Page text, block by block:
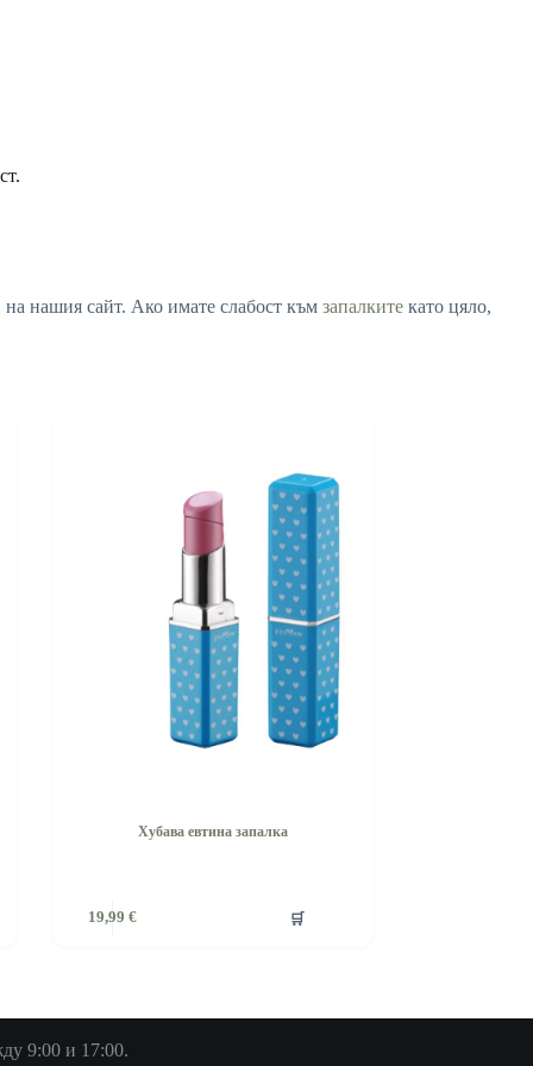
на нашия сайт. Ако имате слабост към запалките като цяло,
Хубава евтина запалка
19,99 € 🛒
9:00 и 17:00.